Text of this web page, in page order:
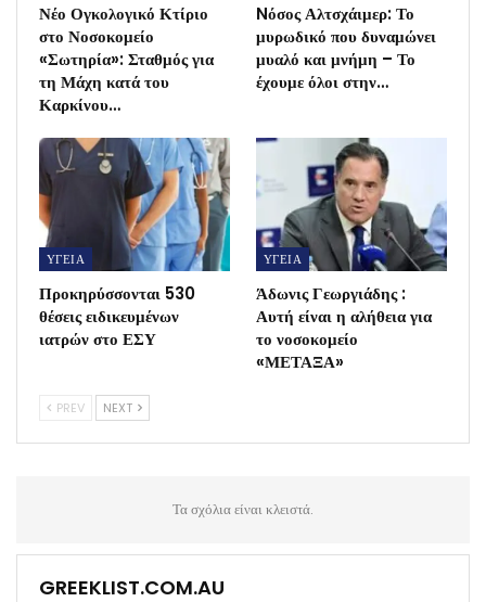
Νέο Ογκολογικό Κτίριο
στο Νοσοκομείο
«Σωτηρία»: Σταθμός για
τη Μάχη κατά του
Καρκίνου…
Nόσος Αλτσχάιμερ: Το
μυρωδικό που δυναμώνει
μυαλό και μνήμη – Το
έχουμε όλοι στην…
ΥΓΕΙΑ
Προκηρύσσονται 530
θέσεις ειδικευμένων
ιατρών στο ΕΣΥ
ΥΓΕΙΑ
Άδωνις Γεωργιάδης :
Αυτή είναι η αλήθεια για
το νοσοκομείο
«ΜΕΤΑΞΑ»
PREV NEXT
Τα σχόλια είναι κλειστά.
GREEKLIST.COM.AU